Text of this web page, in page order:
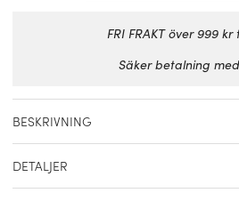
FRI FRAKT över 999
Säker betalning
BESKRIVNING
koppar pendeln.
DETALJER